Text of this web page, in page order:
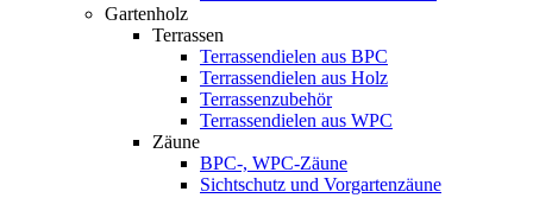
Gartenholz
Terrassen
Terrassendielen aus BPC
Terrassendielen aus Holz
Terrassenzubehör
Terrassendielen aus WPC
Zäune
BPC-, WPC-Zäune
Sichtschutz und Vorgartenzäune